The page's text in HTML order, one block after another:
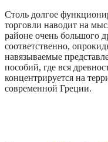
Столь долгое
торговли наводит на
районе очень большого
соответственно,
навязываемые
пособий, где вся
концентрируется на
современной Греции.